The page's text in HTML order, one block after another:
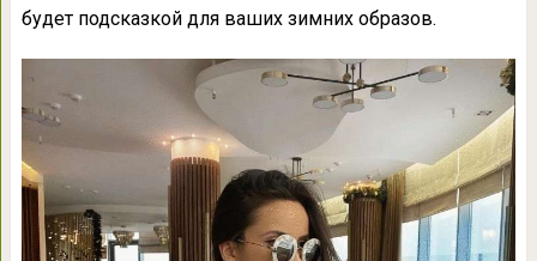
будет подсказкой для ваших зимних образов.